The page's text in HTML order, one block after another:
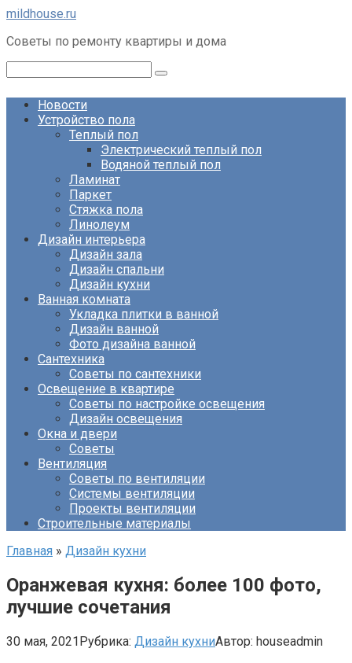
Перейти
контенту
mildhouse.ru
Советы по ремонту квартиры и дома
Новости
Устройство пола
Теплый пол
Электрический теплый пол
Водяной теплый пол
Ламинат
Паркет
Стяжка пола
Линолеум
Дизайн интерьера
Дизайн зала
Дизайн спальни
Дизайн кухни
Ванная комната
Укладка плитки в ванной
Дизайн ванной
Фото дизайна ванной
Сантехника
Советы по сантехники
Освещение в квартире
Советы по настройке освещения
Дизайн освещения
Окна и двери
Советы
Вентиляция
Советы по вентиляции
Системы вентиляции
Проекты вентиляции
Строительные материалы
Главная » Дизайн кухни
Оранжевая кухня: более 100 фото,
лучшие сочетания
30 мая, 2021Рубрика: Дизайн кухниАвтор: houseadmin